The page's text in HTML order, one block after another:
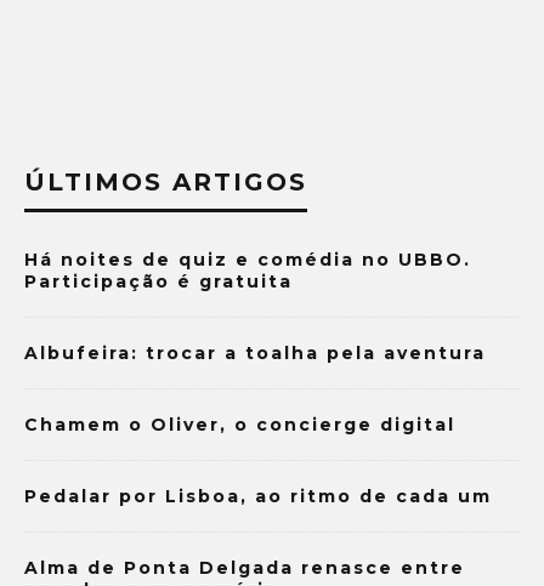
ÚLTIMOS ARTIGOS
Há noites de quiz e comédia no UBBO.
Participação é gratuita
Albufeira: trocar a toalha pela aventura
Chamem o Oliver, o concierge digital
Pedalar por Lisboa, ao ritmo de cada um
Alma de Ponta Delgada renasce entre